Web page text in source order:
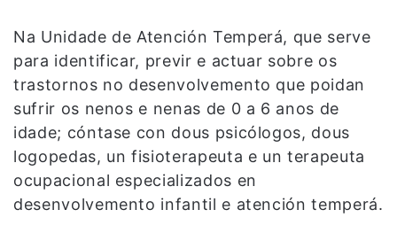
Na Unidade de Atención Temperá, que serve
para identificar, previr e actuar sobre os
trastornos no desenvolvemento que poidan
sufrir os nenos e nenas de 0 a 6 anos de
idade; cóntase con dous psicólogos, dous
logopedas, un fisioterapeuta e un terapeuta
ocupacional especializados en
desenvolvemento infantil e atención temperá.